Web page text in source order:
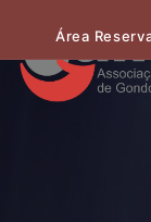
Área